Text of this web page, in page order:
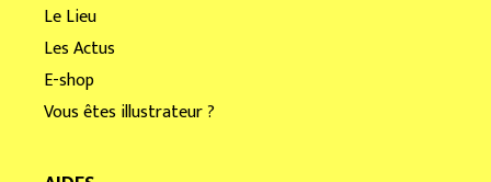
Le Lieu
Les Actus
E-shop
Vous êtes illustrateur ?